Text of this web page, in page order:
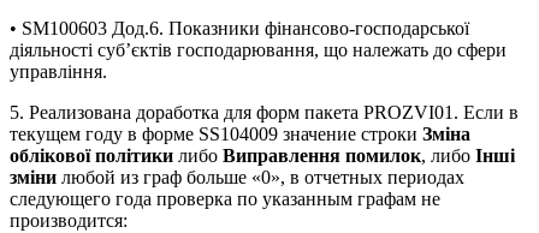
• SM100603 Дод.6. Показники фінансово-господарської
діяльності суб’єктів господарювання, що належать до сфери
управління.
5. Реализована доработка для форм пакета PROZVI01. Если в
текущем году в форме SS104009 значение строки Зміна
облікової політики либо Виправлення помилок, либо Інші
зміни любой из граф больше «0», в отчетных периодах
следующего года проверка по указанным графам не
производится: